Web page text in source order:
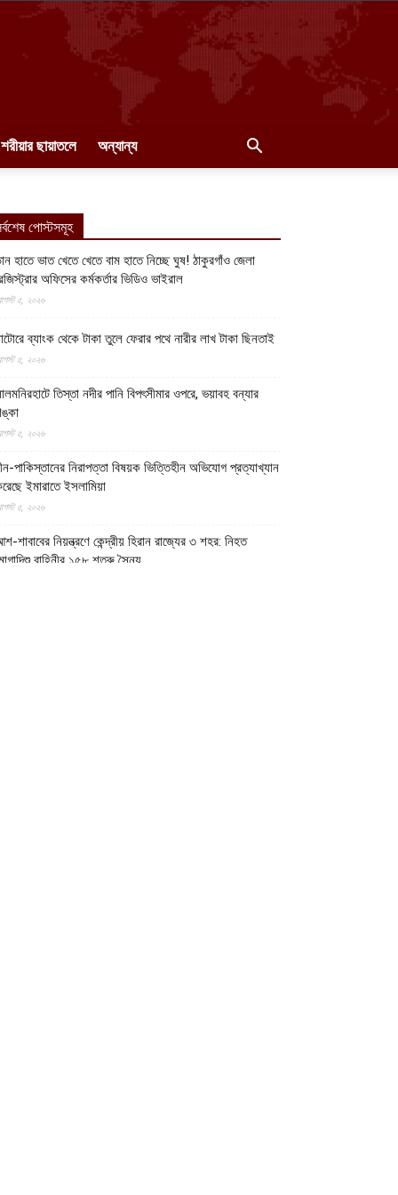
শরীয়ার ছায়াতলে অন্যান্য
পোস্টসমূহ
হাতে ভাত খেতে খেতে বাম হাতে নিচ্ছে ঘুষ! ঠাকুরগাঁও জেলা
অফিসের কর্মকর্তার ভিডিও ভাইরাল
৫, ২০২৬
ব্যাংক থেকে টাকা তুলে ফেরার পথে নারীর লাখ টাকা ছিনতাই
৫, ২০২৬
তিস্তা নদীর পানি বিপৎসীমার ওপরে, ভয়াবহ বন্যার
৫, ২০২৬
পাকিস্তানের নিরাপত্তা বিষয়ক ভিত্তিহীন অভিযোগ প্রত্যাখ্যান
ইমারাতে ইসলামিয়া
৫, ২০২৬
শাবাবের নিয়ন্ত্রণে কেন্দ্রীয় হিরান রাজ্যের ৩ শহর: নিহত
বাহিনীর ১৫৮ শত্রু সৈন্য